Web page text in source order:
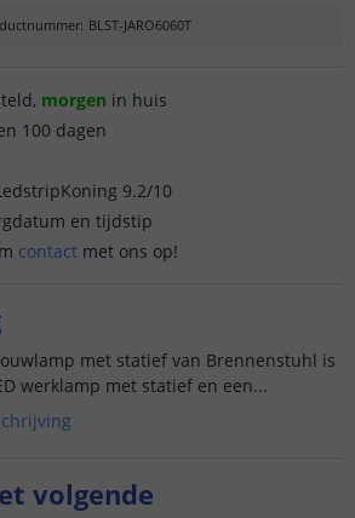
: BLST-JARO6060T
morgen in huis
100 dagen
9.2/10
en tijdstip
contact met ons op!
met statief van Brennenstuhl is
werklamp met statief en een...
volgende